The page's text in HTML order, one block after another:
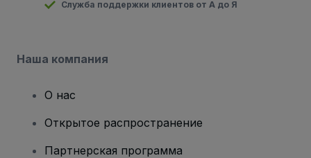
Служба поддержки клиентов от А до Я
Наша компания
О нас
Открытое распространение
Партнерская программа